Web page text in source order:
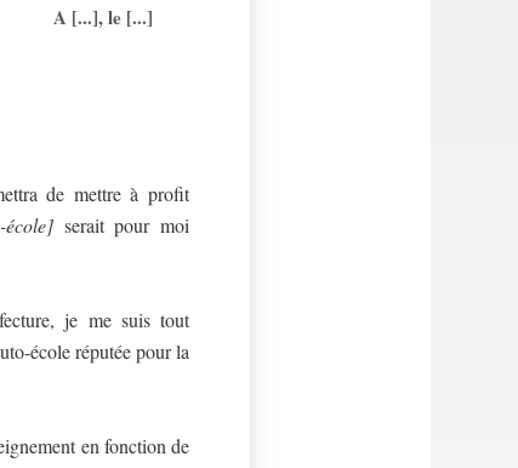
A [...], le [...]
de mettre à profit
serait pour moi
je me suis tout
école réputée pour la
en fonction de